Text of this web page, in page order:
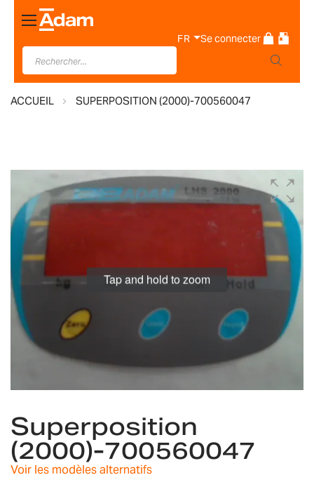
Basculer
la
navigation
FR Se connecter
ACCUEIL SUPERPOSITION (2000)-700560047
the
end
of
the
images
gallery
Tap and hold to zoom
the
beginning
of
the
Superposition
(2000)-700560047
Voir les modèles alternatifs